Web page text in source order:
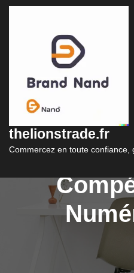
content
thelionstrade.fr
Commercez en toute confiance,